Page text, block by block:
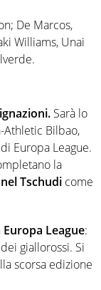
De Marcos,
Williams, Unai
. Sarà lo
Athletic Bilbao,
Europa League.
la
Tschudi come
Europa League:
giallorossi. Si
scorsa edizione